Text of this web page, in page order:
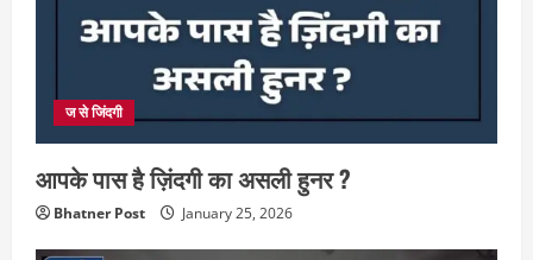
ज से जिंदगी
आपके पास है ज़िंदगी का असली हुनर ?
Bhatner Post January 25, 2026